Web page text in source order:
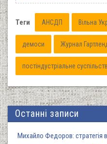
Теги АНСДП Вільна
демоси Журнал
постіндустріальне
Останні записи
Михайло Федоров: стратегія